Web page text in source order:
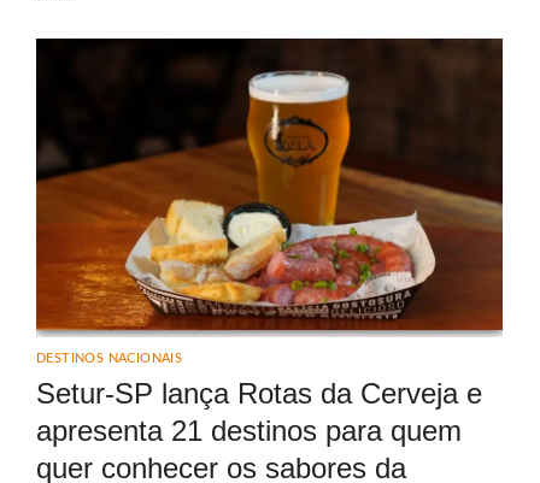
DESTINOS NACIONAIS
Setur-SP lança Rotas da Cerveja e
apresenta 21 destinos para quem
quer conhecer os sabores da